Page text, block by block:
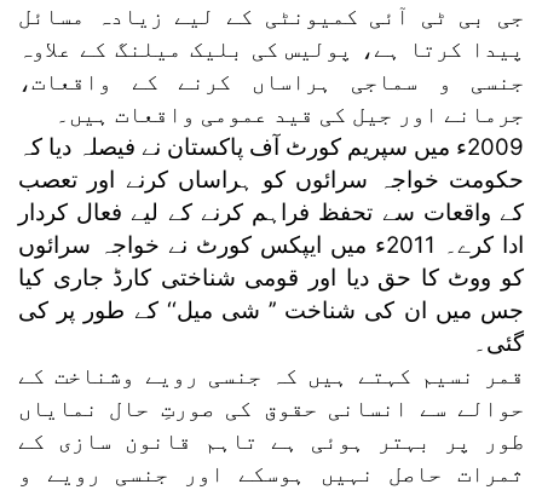
جی بی ٹی آئی کمیونٹی کے لیے زیادہ مسائل
پیدا کرتا ہے، پولیس کی بلیک میلنگ کے علاوہ
جنسی و سماجی ہراساں کرنے کے واقعات،
جرمانے اور جیل کی قید عمومی واقعات ہیں۔
2009ء میں سپریم کورٹ آف پاکستان نے فیصلہ دیا کہ
حکومت خواجہ سرائوں کو ہراساں کرنے اور تعصب
کے واقعات سے تحفظ فراہم کرنے کے لیے فعال کردار
ادا کرے۔ 2011ء میں ایپکس کورٹ نے خواجہ سرائوں
کو ووٹ کا حق دیا اور قومی شناختی کارڈ جاری کیا
جس میں ان کی شناخت ’’ شی میل‘‘ کے طور پر کی
گئی۔
قمر نسیم کہتے ہیں کہ جنسی رویے وشناخت کے
حوالے سے انسانی حقوق کی صورتِ حال نمایاں
طور پر بہتر ہوئی ہے تاہم قانون سازی کے
ثمرات حاصل نہیں ہوسکے اور جنسی رویے و